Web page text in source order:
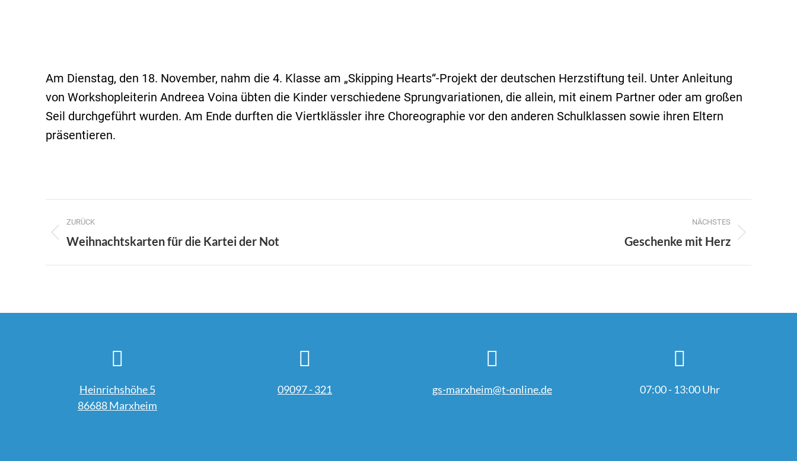
Am Dienstag, den 18. November, nahm die 4. Klasse am „Skipping Hearts“-Projekt der deutschen Herzstiftung teil. Unter Anleitung
von Workshopleiterin Andreea Voina übten die Kinder verschiedene Sprungvariationen, die allein, mit einem Partner oder am großen
Seil durchgeführt wurden. Am Ende durften die Viertklässler ihre Choreographie vor den anderen Schulklassen sowie ihren Eltern
präsentieren.
ZURÜCK
Vorheriger
Weihnachtskarten für die Kartei der Not
NÄCHSTES
Geschenke mit Herz
Heinrichshöhe 5
86688 Marxheim
09097 - 321 gs-marxheim@t-online.de 07:00 - 13:00 Uhr